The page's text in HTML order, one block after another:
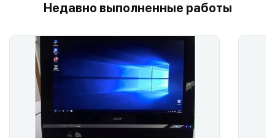
Недавно выполненные работы